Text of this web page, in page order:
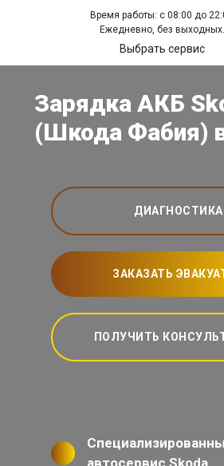
Время работы: с 08:00 до
Ежедневно, без выходных.
Выбрать сервис
Зарядка АКБ
(Шкода Фабия)
ДИАГНОСТИКА
ЗАКАЗАТЬ
ПОЛУЧИТЬ